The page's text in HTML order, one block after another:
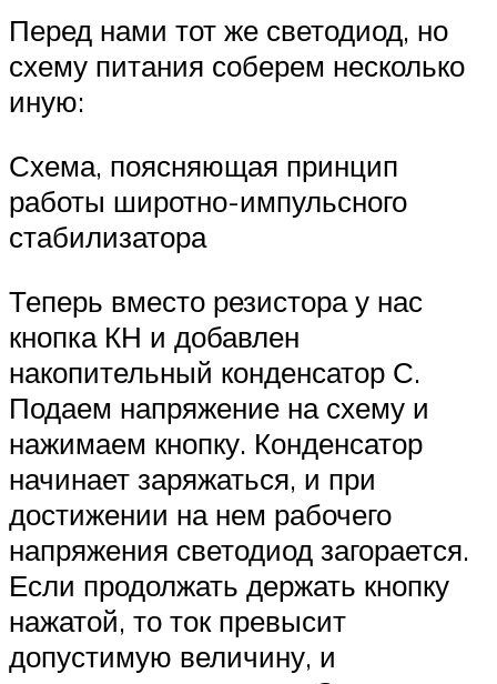
Перед нами тот же светодиод, но
схему питания соберем несколько
иную:
Схема, поясняющая принцип
работы широтно-импульсного
стабилизатора
Теперь вместо резистора у нас
кнопка КН и добавлен
накопительный конденсатор С.
Подаем напряжение на схему и
нажимаем кнопку. Конденсатор
начинает заряжаться, и при
достижении на нем рабочего
напряжения светодиод загорается.
Если продолжать держать кнопку
нажатой, то ток превысит
допустимую величину, и